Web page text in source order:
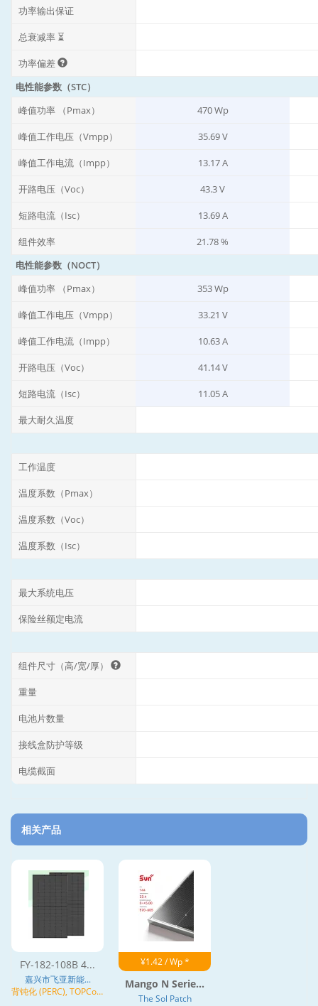
功率输出保证
总衰减率 ⏳
功率偏差
电性能参数（STC）
峰值功率 （Pmax）
470 Wp
峰值工作电压（Vmpp） 35.69 V
峰值工作电流（Impp） 13.17 A
开路电压（Voc） 43.3 V
短路电流（Isc） 13.69 A
组件效率
21.78 %
电性能参数（NOCT）
峰值功率 （Pmax）
353 Wp
峰值工作电压（Vmpp） 33.21 V
峰值工作电流（Impp） 10.63 A
开路电压（Voc） 41.14 V
短路电流（Isc） 11.05 A
最大耐久温度
工作温度
温度系数（Pmax）
温度系数（Voc）
温度系数（Isc）
最大系统电压
保险丝额定电流
组件尺寸（高/宽/厚）
重量
电池片数量
接线盒防护等级
电缆截面
相关产品
FY-182-108B 4...
嘉兴市飞亚新能...
背钝化 (PERC), TOPCon,
¥1.42 / Wp *
Mango N Serie...
The Sol Patch